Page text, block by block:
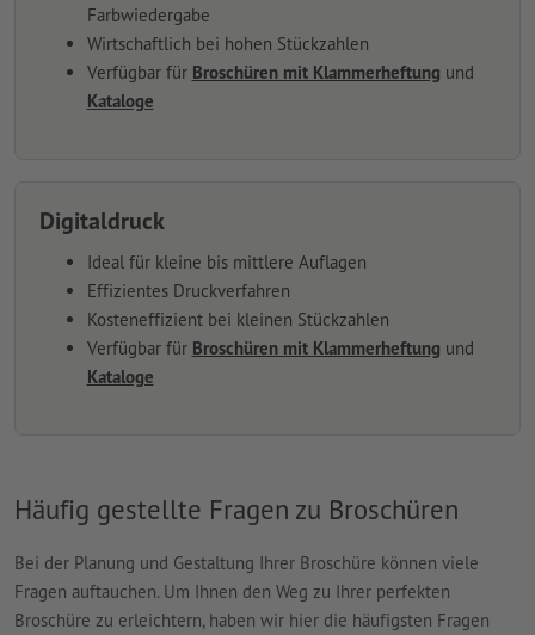
Farbwiedergabe
Wirtschaftlich bei hohen Stückzahlen
Verfügbar für Broschüren mit Klammerheftung und
Kataloge
Digitaldruck
Ideal für kleine bis mittlere Auflagen
Effizientes Druckverfahren
Kosteneffizient bei kleinen Stückzahlen
Verfügbar für Broschüren mit Klammerheftung und
Kataloge
Häufig gestellte Fragen zu Broschüren
Bei der Planung und Gestaltung Ihrer Broschüre können viele
Fragen auftauchen. Um Ihnen den Weg zu Ihrer perfekten
Broschüre zu erleichtern, haben wir hier die häufigsten Fragen